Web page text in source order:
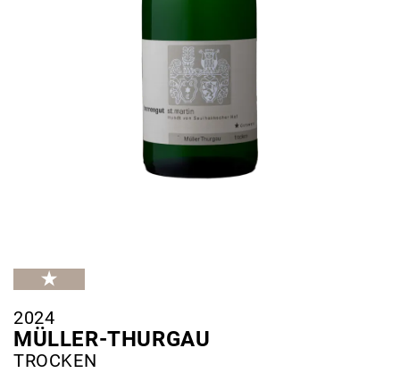
2024
MÜLLER-THURGAU
TROCKEN